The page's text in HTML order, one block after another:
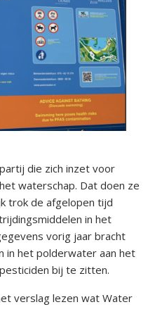
die zich inzet voor
waterschap. Dat doen ze
trok de afgelopen tijd
in het
vorig jaar bracht
in het polderwater aan het
bij te zitten.
verslag lezen wat Water